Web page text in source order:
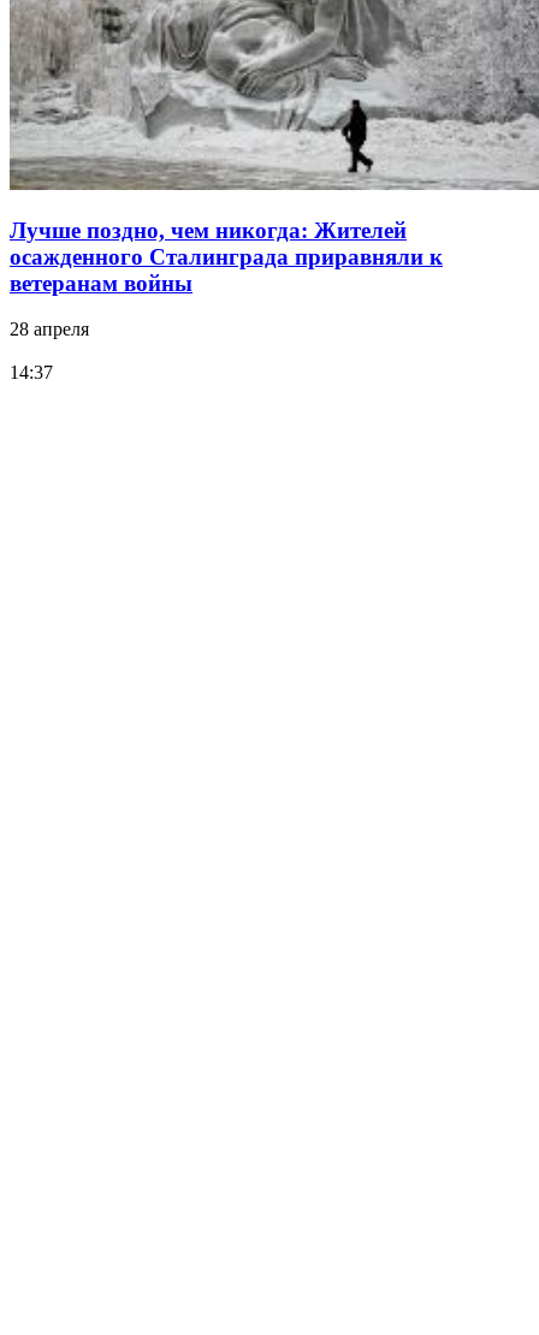
Лучше поздно, чем никогда: Жителей
осажденного Сталинграда приравняли к
ветеранам войны
28 апреля
14:37